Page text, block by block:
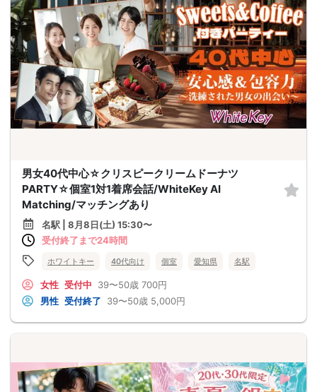
男女40代中心☆クリスピークリームドーナツ
PARTY☆個室1対1着席会話/WhiteKey AI
Matching/マッチングあり
名駅 | 8月8日(土) 15:30〜
受付終了まで24時間
ホワイトキー 40代向け 個室 愛知県 名駅
女性 受付中 39〜50歳 700円
男性 受付終了 39〜50歳 5,000円